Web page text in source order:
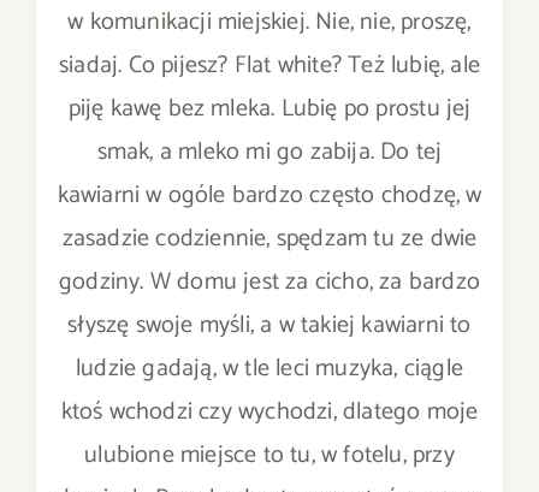
w komunikacji miejskiej. Nie, nie, proszę,
siadaj. Co pijesz? Flat white? Też lubię, ale
piję kawę bez mleka. Lubię po prostu jej
smak, a mleko mi go zabija. Do tej
kawiarni w ogóle bardzo często chodzę, w
zasadzie codziennie, spędzam tu ze dwie
godziny. W domu jest za cicho, za bardzo
słyszę swoje myśli, a w takiej kawiarni to
ludzie gadają, w tle leci muzyka, ciągle
ktoś wchodzi czy wychodzi, dlatego moje
ulubione miejsce to tu, w fotelu, przy